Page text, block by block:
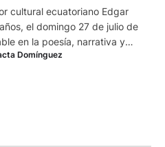
cultural ecuatoriano Edgar
el domingo 27 de julio de
en la poesía, narrativa y
noticia fue confirmada por sus
con sentidas palabras que
Domínguez